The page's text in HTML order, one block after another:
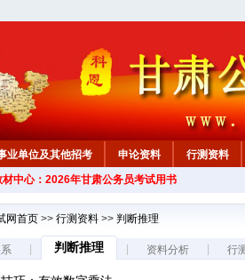
业单位及其他招考 申论资料
行测资料
材中心：2026年甘肃公务员考试用书
网首页 >> 行测资料 >> 判断推理
判断推理 资料分析 行